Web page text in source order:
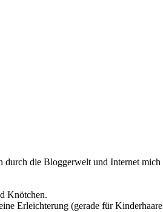
die Bloggerwelt und Internet mich
Knötchen.
Erleichterung (gerade für